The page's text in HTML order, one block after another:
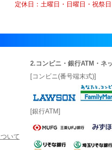
定休日：土曜日・日曜日・祝祭日
いて
2.コンビニ・銀行ATM・ネ
[コンビニ(番号端末式)]
[銀行ATM]